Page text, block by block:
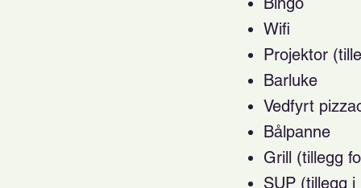
Wifi
Projektor
Barluke
Vedfyrt
Bålpanne
Grill (tillegg
SUP (tillegg i